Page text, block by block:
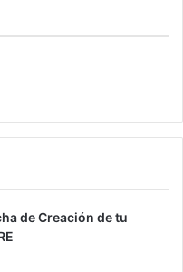
de Creación de tu